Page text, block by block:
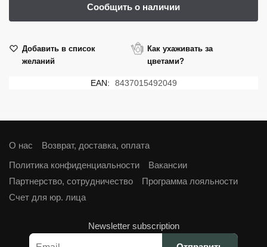
Добавить в список
желаний
Как ухаживать за
цветами?
EAN: 8437015492049
О нас
Возврат, доставка, оплата
Политика конфиденциальности
Вакансии
Партнерство, сотрудничество
Программа лояльности
Cчет для юр. лица
Newsletter subscription